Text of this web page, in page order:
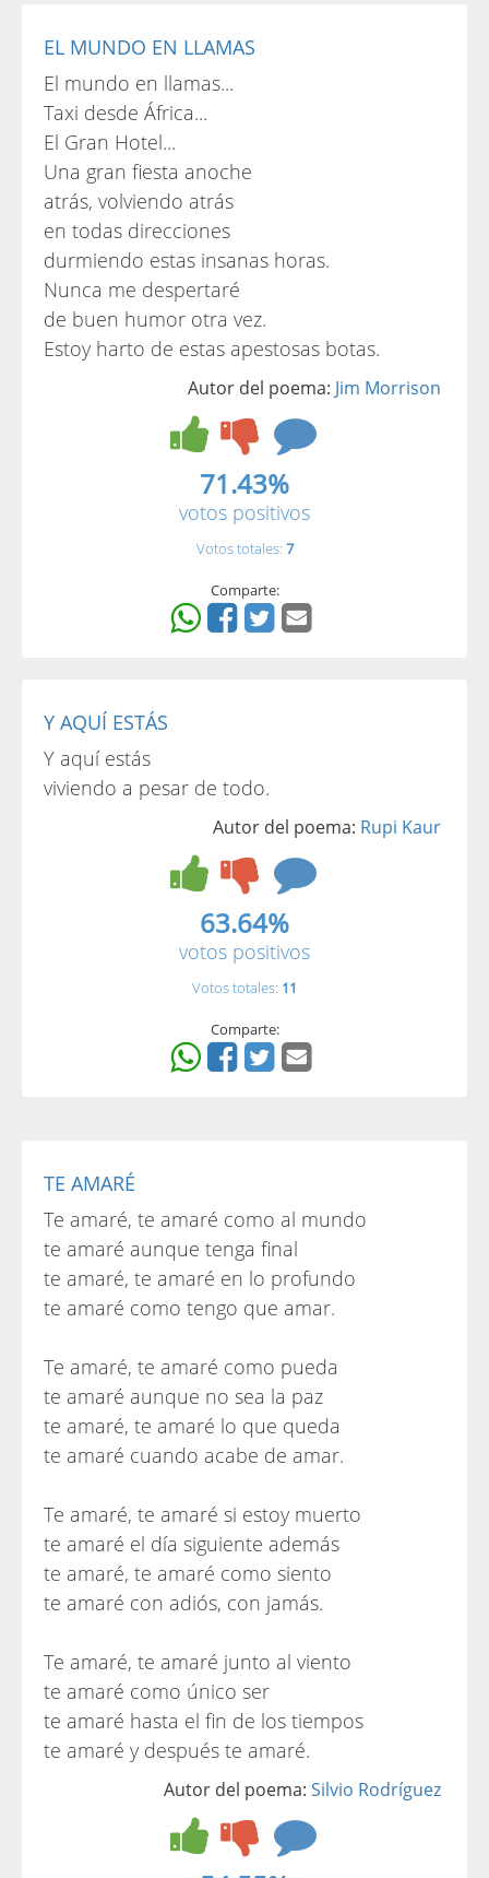
EL MUNDO EN LLAMAS
El mundo en llamas...
Taxi desde África...
El Gran Hotel...
Una gran fiesta anoche
atrás, volviendo atrás
en todas direcciones
durmiendo estas insanas horas.
Nunca me despertaré
de buen humor otra vez.
Estoy harto de estas apestosas botas.
Autor del poema: Jim Morrison
71.43%
votos positivos
Votos totales: 7
Comparte:
Y AQUÍ ESTÁS
Y aquí estás
viviendo a pesar de todo.
Autor del poema: Rupi Kaur
63.64%
votos positivos
Votos totales: 11
Comparte:
TE AMARÉ
Te amaré, te amaré como al mundo
te amaré aunque tenga final
te amaré, te amaré en lo profundo
te amaré como tengo que amar.
Te amaré, te amaré como pueda
te amaré aunque no sea la paz
te amaré, te amaré lo que queda
te amaré cuando acabe de amar.
Te amaré, te amaré si estoy muerto
te amaré el día siguiente además
te amaré, te amaré como siento
te amaré con adiós, con jamás.
Te amaré, te amaré junto al viento
te amaré como único ser
te amaré hasta el fin de los tiempos
te amaré y después te amaré.
Autor del poema: Silvio Rodríguez